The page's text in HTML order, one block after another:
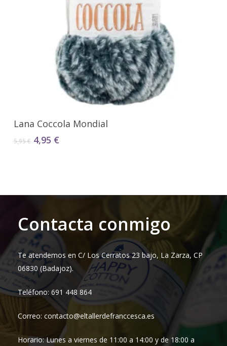
Seleccionar Opciones
Lana Coccola Mondial
5,95€ El
4,95 €El
Contacta conmigo
Te atendemos en C/ Los Cerratos 23 bajo, La Zarza, CP
06830 (Badajoz).
Teléfono: 691 448 864
Correo: contacto@eltallerdefranccesca.es
Horario: Lunes a viernes de 11:00 a 14:00 y de 18:00 a